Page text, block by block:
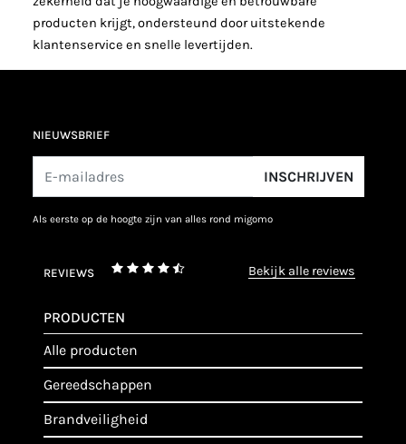
producten krijgt, ondersteund door uitstekende
klantenservice en snelle levertijden.
NIEUWSBRIEF
INSCHRIJVEN
als eerste op de hoogte zijn van alles rond migomo
REVIEWS bekijk alle reviews
PRODUCTEN
alle producten
gereedschappen
brandveiligheid